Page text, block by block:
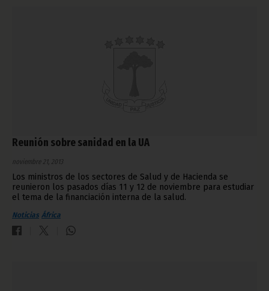
Reunión sobre sanidad en la UA
noviembre 21, 2013
Los ministros de los sectores de Salud y de Hacienda se
reunieron los pasados días 11 y 12 de noviembre para estudiar
el tema de la financiación interna de la salud.
Noticias África